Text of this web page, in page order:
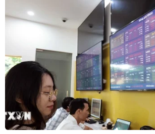
nhờ nhu cầu mạnh đối với AI
05/08/2026 13:41
Hãng Walt Disney ký thỏa thuận
chưa từng có tiền lệ với TikTok
05/08/2026 13:31